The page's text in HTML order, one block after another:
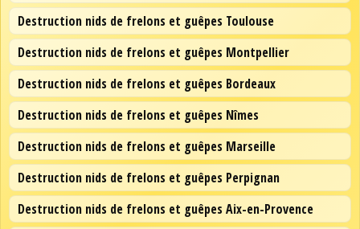
Destruction nids de frelons et guêpes Toulouse
Destruction nids de frelons et guêpes Montpellier
Destruction nids de frelons et guêpes Bordeaux
Destruction nids de frelons et guêpes Nîmes
Destruction nids de frelons et guêpes Marseille
Destruction nids de frelons et guêpes Perpignan
Destruction nids de frelons et guêpes Aix-en-Provence